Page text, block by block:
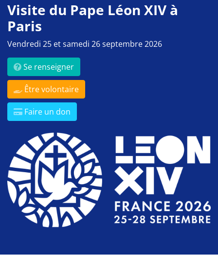
Visite du Pape Léon XIV à
Paris
Vendredi 25 et samedi 26 septembre 2026
Se renseigner
Être volontaire
Faire un don